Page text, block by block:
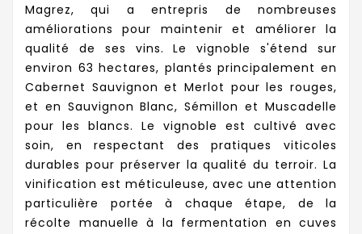
Magrez, qui a entrepris de nombreuses
améliorations pour maintenir et améliorer la
qualité de ses vins. Le vignoble s'étend sur
environ 63 hectares, plantés principalement en
Cabernet Sauvignon et Merlot pour les rouges,
et en Sauvignon Blanc, Sémillon et Muscadelle
pour les blancs. Le vignoble est cultivé avec
soin, en respectant des pratiques viticoles
durables pour préserver la qualité du terroir. La
vinification est méticuleuse, avec une attention
particulière portée à chaque étape, de la
récolte manuelle à la fermentation en cuves